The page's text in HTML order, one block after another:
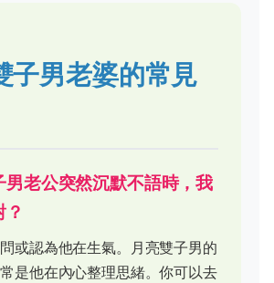
子男老婆的常見
男老公突然沉默不語時，我
或認為他在生氣。月亮雙子男的
是他在內心整理思緒。你可以去